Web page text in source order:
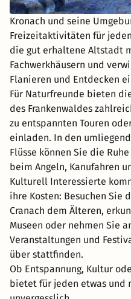
Kronach und seine
Freizeitaktivitäten für
die gut erhaltene Altstadt
Fachwerkhäusern und
Flanieren und Entdecken
Für Naturfreunde bieten
des Frankenwaldes
zu entspannten Touren
einladen. In den
Flüsse können Sie die
beim Angeln, Kanufahren
Kulturell Interessierte
ihre Kosten: Besuchen Sie
Cranach dem Älteren,
Museen oder nehmen Sie
Veranstaltungen und
über stattfinden.
Ob Entspannung, Kultur
bietet für jeden etwas und